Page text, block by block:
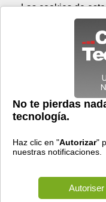
Prensa
> itrs
itrs nombra
1 resultado
Domingo 09 de
Las cookies de
contenido y los
sociales y para
información sobre el
partners de medios